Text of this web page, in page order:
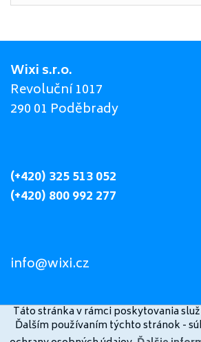
Wixi s.r.o.
Revoluční 1017
290 01 Poděbrady
(+420) 325 513 052
(+420) 800 992 277
info@wixi.cz
Táto stránka v rámci poskytovania
Ďalším používaním týchto stránok -